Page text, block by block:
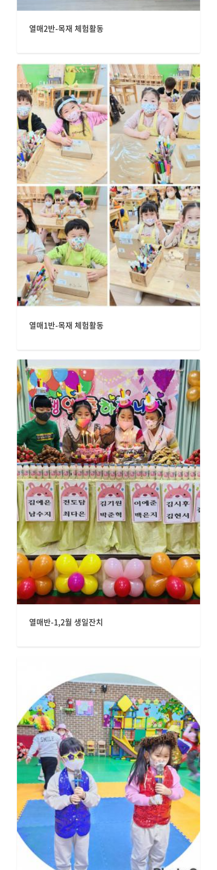
열매2반-목재 체험활동
열매1반-목재 체험활동
열매반-1,2월 생일잔치